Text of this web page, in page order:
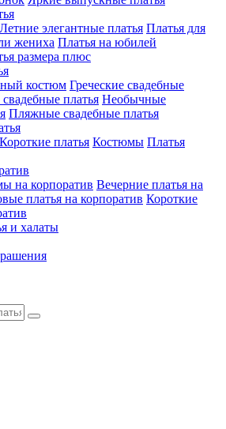
Летние элегантные платья Платья для
жениха Платья на юбилей
размера плюс
костюм Греческие свадебные
платья Необычные
Пляжные свадебные платья
Короткие платья Костюмы Платья
на корпоратив Вечерние платья на
платья на корпоратив Короткие
и халаты